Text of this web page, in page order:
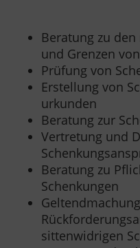
Beratung zu
und Grenzen
Prüfung von
Erstellung von
urkunden
Beratung zur
Vertretung und
Beratung zu
Schenkungen
sittenwidrigen